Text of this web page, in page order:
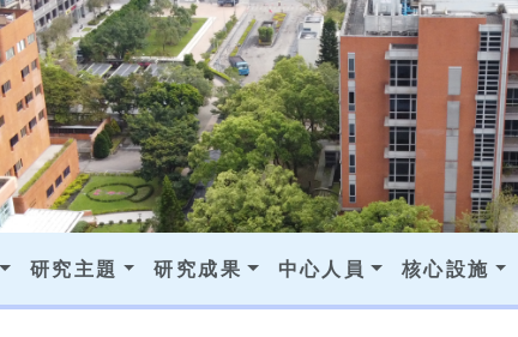
研究主題 研究成果 中心人員 核心設施